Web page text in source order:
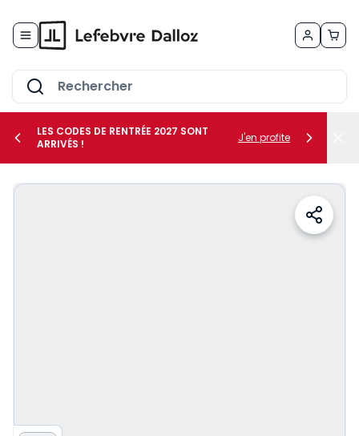
le sous-menu Vos métiers
LES CODES DE RENTRÉE 2027 SONT
ARRIVÉS !
J'en profite